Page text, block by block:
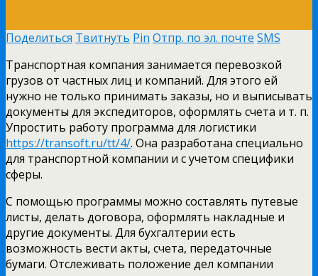
Поделиться Твитнуть Pin Отпр. по эл. почте SMS
Транспортная компания занимается перевозкой
грузов от частных лиц и компаний. Для этого ей
нужно не только принимать заказы, но и выписывать
документы для экспедиторов, оформлять счета и т. п.
Упростить работу программа для логистики
https://transoft.ru/tt/4/. Она разработана специально
для транспортной компании и с учетом специфики
сферы.
С помощью программы можно составлять путевые
листы, делать договора, оформлять накладные и
другие документы. Для бухгалтерии есть
возможность вести акты, счета, передаточные
бумаги. Отслеживать положение дел компании